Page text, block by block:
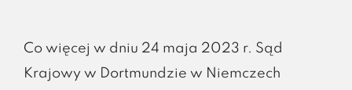
Co więcej w dniu 24 maja 2023 r. Sąd
Krajowy w Dortmundzie w Niemczech